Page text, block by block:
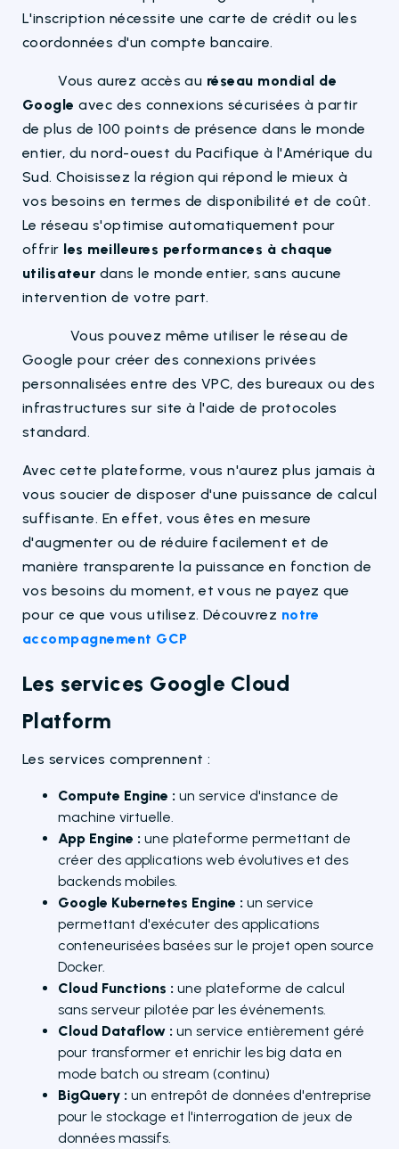
L'inscription nécessite une carte de crédit ou les
coordonnées d'un compte bancaire.
Vous aurez accès au réseau mondial de
Google avec des connexions sécurisées à partir
de plus de 100 points de présence dans le monde
entier, du nord-ouest du Pacifique à l'Amérique du
Sud. Choisissez la région qui répond le mieux à
vos besoins en termes de disponibilité et de coût.
Le réseau s'optimise automatiquement pour
offrir les meilleures performances à chaque
utilisateur dans le monde entier, sans aucune
intervention de votre part.
Vous pouvez même utiliser le réseau de
Google pour créer des connexions privées
personnalisées entre des VPC, des bureaux ou des
infrastructures sur site à l'aide de protocoles
standard.
Avec cette plateforme, vous n'aurez plus jamais à
vous soucier de disposer d'une puissance de calcul
suffisante. En effet, vous êtes en mesure
d'augmenter ou de réduire facilement et de
manière transparente la puissance en fonction de
vos besoins du moment, et vous ne payez que
pour ce que vous utilisez. Découvrez notre
accompagnement GCP
Les services Google Cloud
Platform
Les services comprennent :
Compute Engine : un service d'instance de
machine virtuelle.
App Engine : une plateforme permettant de
créer des applications web évolutives et des
backends mobiles.
Google Kubernetes Engine : un service
permettant d'exécuter des applications
conteneurisées basées sur le projet open source
Docker.
Cloud Functions : une plateforme de calcul
sans serveur pilotée par les événements.
Cloud Dataflow : un service entièrement géré
pour transformer et enrichir les big data en
mode batch ou stream (continu)
BigQuery : un entrepôt de données d'entreprise
pour le stockage et l'interrogation de jeux de
données massifs.